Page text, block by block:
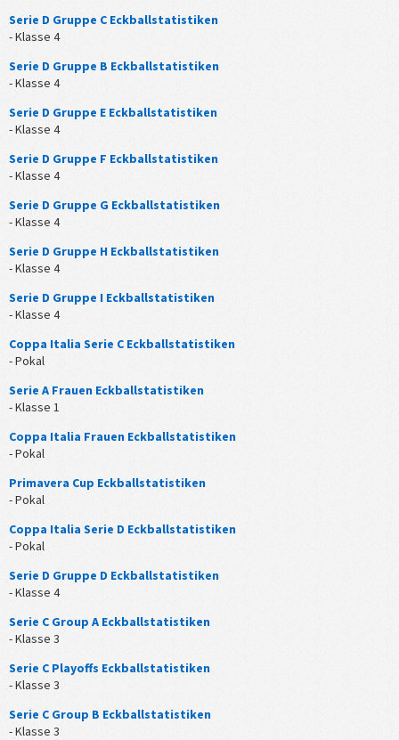
Serie D Gruppe C Eckballstatistiken
- Klasse 4
Serie D Gruppe B Eckballstatistiken
- Klasse 4
Serie D Gruppe E Eckballstatistiken
- Klasse 4
Serie D Gruppe F Eckballstatistiken
- Klasse 4
Serie D Gruppe G Eckballstatistiken
- Klasse 4
Serie D Gruppe H Eckballstatistiken
- Klasse 4
Serie D Gruppe I Eckballstatistiken
- Klasse 4
Coppa Italia Serie C Eckballstatistiken
- Pokal
Serie A Frauen Eckballstatistiken
- Klasse 1
Coppa Italia Frauen Eckballstatistiken
- Pokal
Primavera Cup Eckballstatistiken
- Pokal
Coppa Italia Serie D Eckballstatistiken
- Pokal
Serie D Gruppe D Eckballstatistiken
- Klasse 4
Serie C Group A Eckballstatistiken
- Klasse 3
Serie C Playoffs Eckballstatistiken
- Klasse 3
Serie C Group B Eckballstatistiken
- Klasse 3